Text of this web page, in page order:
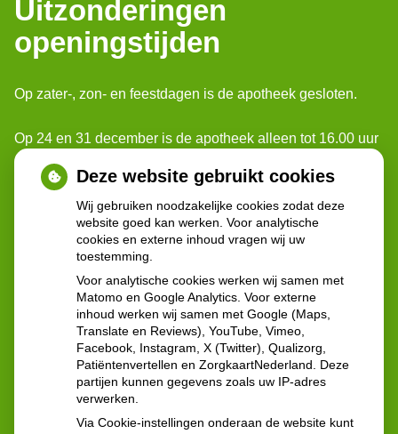
Uitzonderingen
openingstijden
Op zater-, zon- en feestdagen is de apotheek gesloten.
Op 24 en 31 december is de apotheek alleen tot 16.00 uur
geopend.
Voor spoedgevallen buiten onze openingstijden, kunt u
terecht bij: Poli-apotheek Reinier de Graaf.
Ze zijn geopend: 24 uur per dag 7 dagen per week
Contactgegevens:
Reinier de Graafweg 5
2625 AD Delft
015 - 212 57 60
Deze website gebruikt cookies
Wij gebruiken noodzakelijke cookies zodat deze
website goed kan werken. Voor analytische
cookies en externe inhoud vragen wij uw
toestemming.
Voor analytische cookies werken wij samen met
Matomo en Google Analytics. Voor externe
inhoud werken wij samen met Google (Maps,
Translate en Reviews), YouTube, Vimeo,
Facebook, Instagram, X (Twitter), Qualizorg,
Patiëntenvertellen en ZorgkaartNederland. Deze
partijen kunnen gegevens zoals uw IP-adres
verwerken.
Via Cookie-instellingen onderaan de website kunt